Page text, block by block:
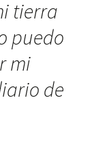
tierra
puedo
mi
de